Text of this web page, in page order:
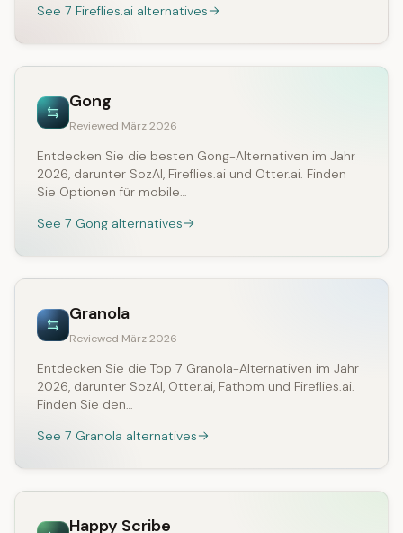
See 7 Fireflies.ai alternatives
Gong
Reviewed März 2026
Entdecken Sie die besten Gong-Alternativen im Jahr
2026, darunter SozAI, Fireflies.ai und Otter.ai. Finden
Sie Optionen für mobile…
See 7 Gong alternatives
Granola
Reviewed März 2026
Entdecken Sie die Top 7 Granola-Alternativen im Jahr
2026, darunter SozAI, Otter.ai, Fathom und Fireflies.ai.
Finden Sie den…
See 7 Granola alternatives
Happy Scribe